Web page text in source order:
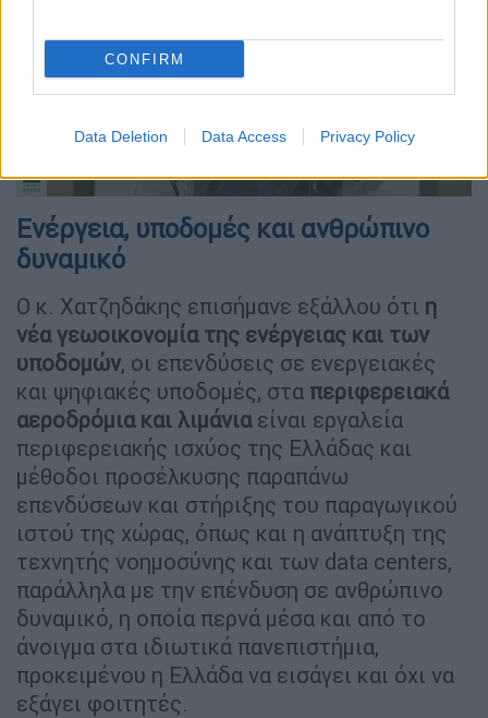
CONFIRM
Data Deletion Data Access Privacy Policy
Ενέργεια, υποδομές και ανθρώπινο
δυναμικό
Ο κ. Χατζηδάκης επισήμανε εξάλλου ότι η
νέα γεωοικονομία της ενέργειας και των
υποδομών, οι επενδύσεις σε ενεργειακές
και ψηφιακές υποδομές, στα περιφερειακά
αεροδρόμια και λιμάνιαείναι εργαλεία
περιφερειακής ισχύος της Ελλάδας και
μέθοδοι προσέλκυσης παραπάνω
επενδύσεων και στήριξης του παραγωγικού
ιστού της χώρας, όπως και η ανάπτυξη της
τεχνητής νοημοσύνης και των data centers,
παράλληλα με την επένδυση σε ανθρώπινο
δυναμικό, η οποία περνά μέσα και από το
άνοιγμα στα ιδιωτικά πανεπιστήμια,
προκειμένου η Ελλάδα να εισάγει και όχι να
εξάγει φοιτητές.